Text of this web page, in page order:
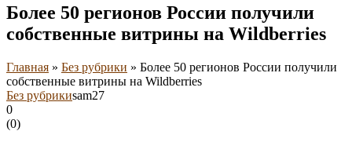
Более 50 регионов России получили
собственные витрины на Wildberries
Главная » Без рубрики » Более 50 регионов России получили
собственные витрины на Wildberries
Без рубрикиsam27
0
(0)